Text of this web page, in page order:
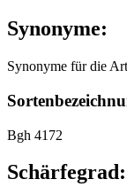
Synonyme:
Synonyme für die Art
Bgh 4172
Schärfegrad: